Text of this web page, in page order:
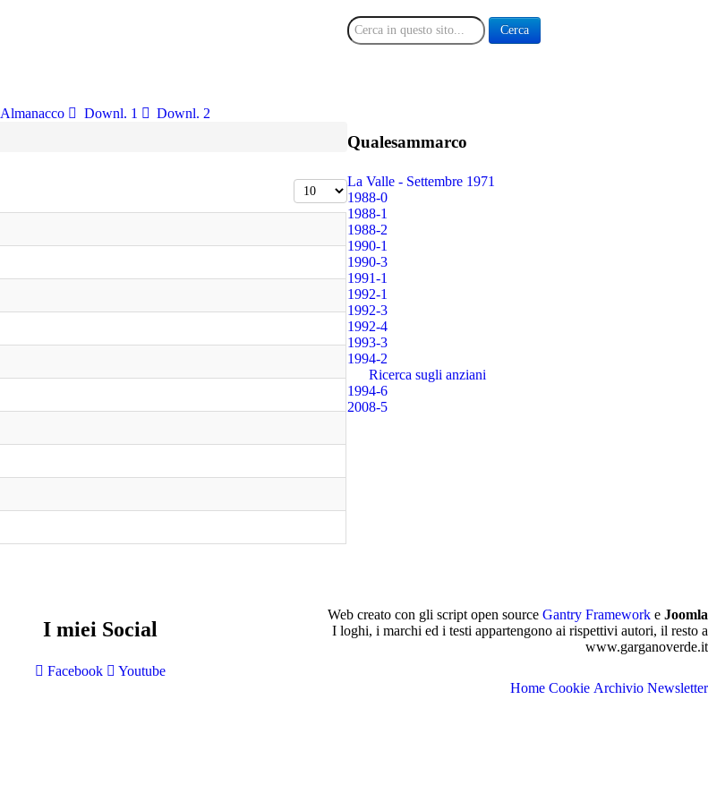
Cerca
Cerca
Almanacco Downl. 1
Downl. 2
Visualizza n.
Qualesammarco
La Valle - Settembre 1971
1988-0
1988-1
1988-2
1990-1
1990-3
1991-1
1992-1
1992-3
1992-4
1993-3
1994-2
Ricerca sugli anziani
1994-6
2008-5
I miei Social
Facebook Youtube
Web creato con gli script open source Gantry Frameworke Joomla
I loghi, i marchi ed i testi appartengono ai rispettivi autori, il resto a
www.garganoverde.it
Home Cookie Archivio Newsletter